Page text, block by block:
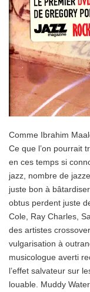
Comme Ibrahim
Ce que l’on pourrait
en ces temps si
jazz, nombre de
juste bon à
obtus perdent juste
Cole, Ray Charles,
des artistes
vulgarisation à
musicologue averti
l’effet salvateur sur
louable. Muddy